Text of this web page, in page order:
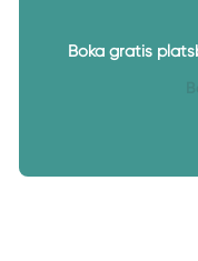
Boka gratis